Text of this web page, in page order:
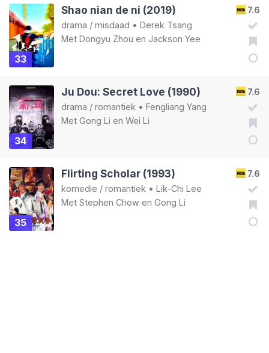
33
7.6
Shao nian de ni (2019)
drama / misdaad • Derek Tsang
Met Dongyu Zhou en Jackson Yee
34
7.6
Ju Dou: Secret Love (1990)
drama / romantiek • Fengliang Yang
Met Gong Li en Wei Li
35
7.6
Flirting Scholar (1993)
komedie / romantiek • Lik-Chi Lee
Met Stephen Chow en Gong Li